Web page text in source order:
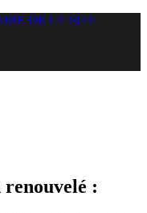
DE CE SITE
: